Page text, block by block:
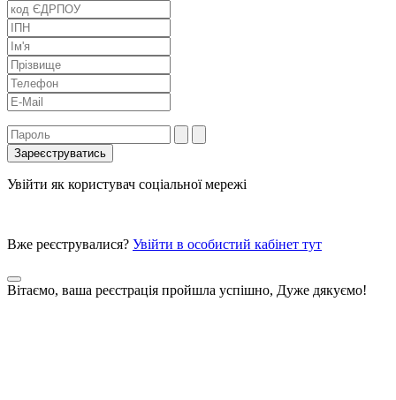
Увійти як користувач соціальної мережі
Вже реєструвалися? Увійти в особистий кабінет тут
Вітаємо, ваша реєстрація пройшла успішно, Дуже дякуємо!